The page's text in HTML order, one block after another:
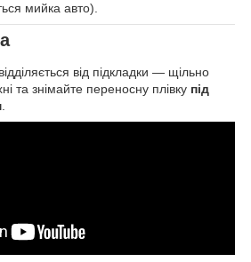
мийка авто).
від підкладки — щільно
та знімайте переносну плівку під